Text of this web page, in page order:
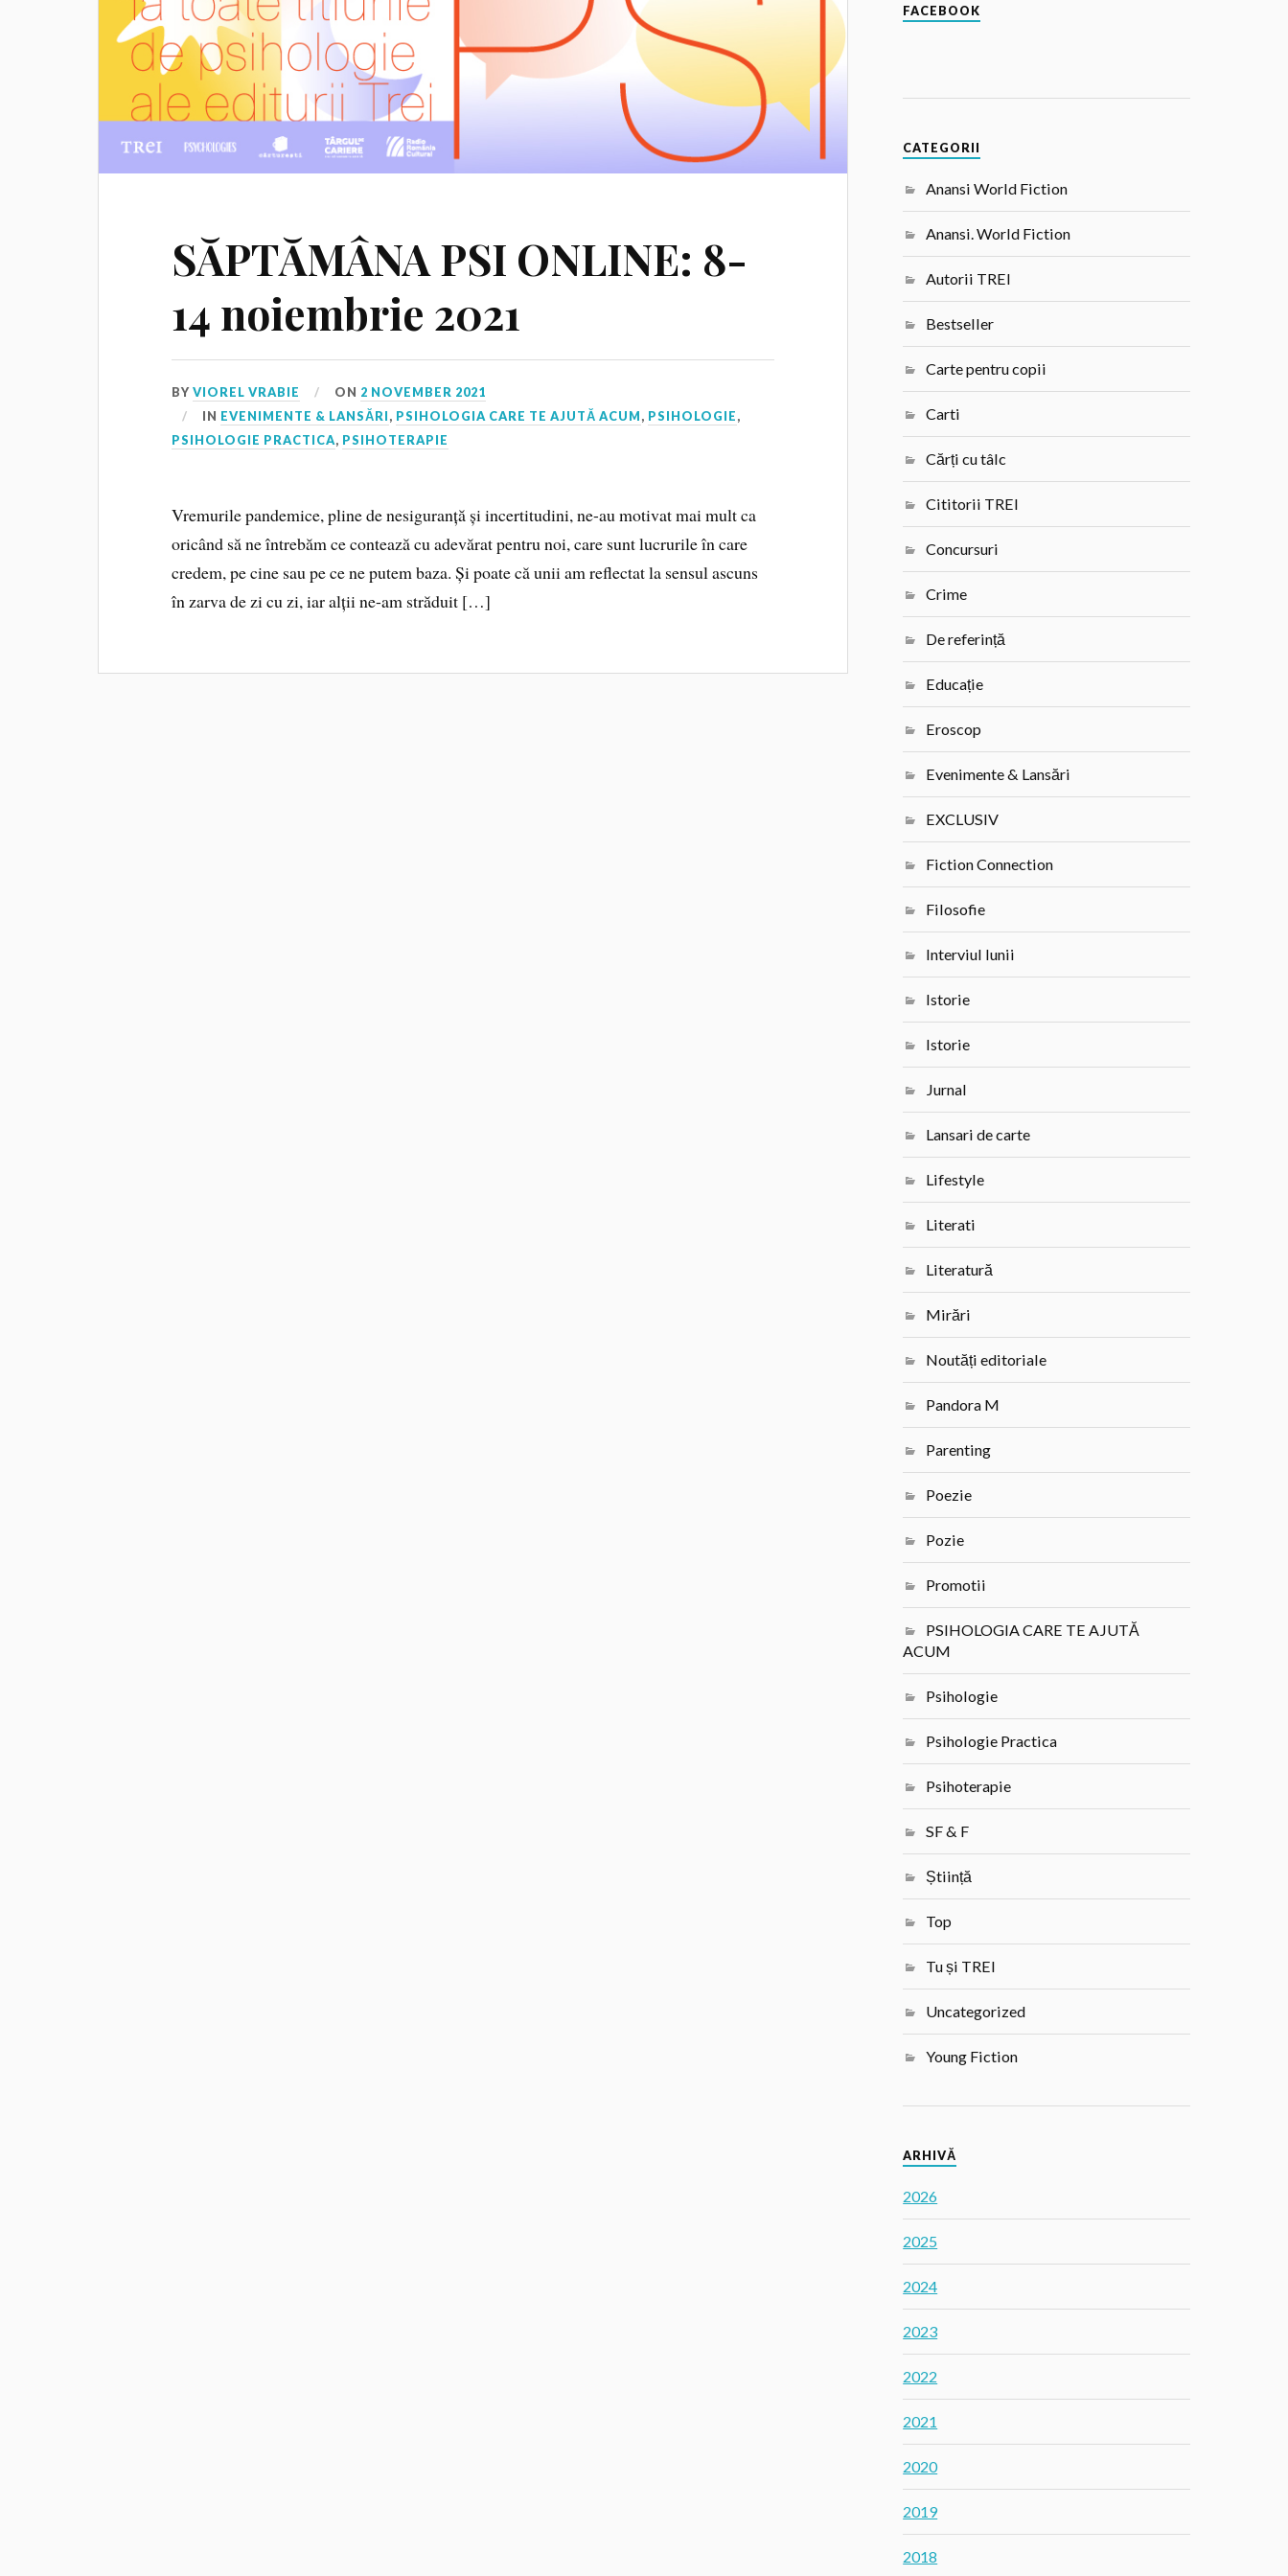
SĂPTĂMÂNA PSI ONLINE: 8-
14 noiembrie 2021
BYVIOREL VRABIE ON 2 NOVEMBER 2021
IN EVENIMENTE & LANSĂRI, PSIHOLOGIA CARE TE AJUTĂ ACUM, PSIHOLOGIE,
PSIHOLOGIE PRACTICA, PSIHOTERAPIE
Vremurile pandemice, pline de nesiguranță și incertitudini, ne-au motivat mai mult ca
oricând să ne întrebăm ce contează cu adevărat pentru noi, care sunt lucrurile în care
credem, pe cine sau pe ce ne putem baza. Și poate că unii am reflectat la sensul ascuns
în zarva de zi cu zi, iar alții ne-am străduit […]
FACEBOOK
CATEGORII
Anansi World Fiction
Anansi. World Fiction
Autorii TREI
Bestseller
Carte pentru copii
Carti
Cărți cu tâlc
Cititorii TREI
Concursuri
Crime
De referință
Educație
Eroscop
Evenimente & Lansări
EXCLUSIV
Fiction Connection
Filosofie
Interviul lunii
Istorie
Istorie
Jurnal
Lansari de carte
Lifestyle
Literati
Literatură
Mirări
Noutăți editoriale
Pandora M
Parenting
Poezie
Pozie
Promotii
PSIHOLOGIA CARE TE AJUTĂ
ACUM
Psihologie
Psihologie Practica
Psihoterapie
SF & F
Știință
Top
Tu și TREI
Uncategorized
Young Fiction
ARHIVĂ
2026
2025
2024
2023
2022
2021
2020
2019
2018